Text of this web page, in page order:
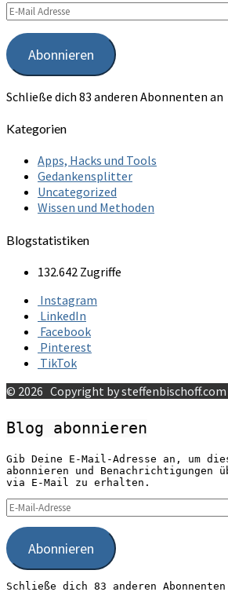
E-
Mail
Adresse
Abonnieren
Schließe dich 83 anderen Abonnenten an
Kategorien
Apps, Hacks und Tools
Gedankensplitter
Uncategorized
Wissen und Methoden
Blogstatistiken
132.642 Zugriffe
Instagram
LinkedIn
Facebook
Pinterest
TikTok
© 2026 Copyright by steffenbischoff.com
Blog abonnieren
Gib Deine E-Mail-Adresse an, um
abonnieren und Benachrichtigungen
via E-Mail zu erhalten.
E-
Mail-
Adresse
Abonnieren
Schließe dich 83 anderen Abonnenten